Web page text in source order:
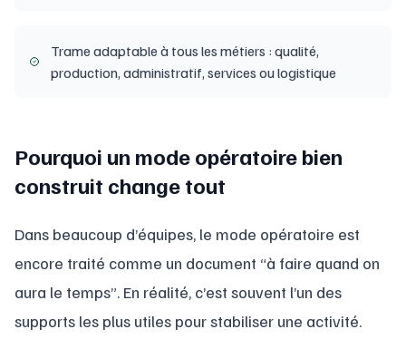
Trame adaptable à tous les métiers : qualité,
production, administratif, services ou logistique
Pourquoi un mode opératoire bien
construit change tout
Dans beaucoup d’équipes, le mode opératoire est
encore traité comme un document “à faire quand on
aura le temps”. En réalité, c’est souvent l’un des
supports les plus utiles pour stabiliser une activité.